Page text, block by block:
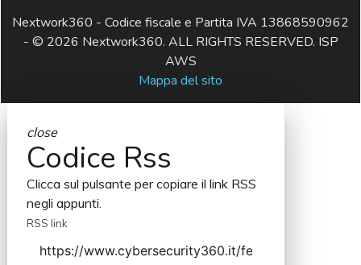
Nextwork360 - Codice fiscale e Partita IVA 13868590962
- © 2026 Nextwork360. ALL RIGHTS RESERVED. ISP
AWS
Mappa del sito
close
Codice Rss
Clicca sul pulsante per copiare il link RSS
negli appunti.
RSS link